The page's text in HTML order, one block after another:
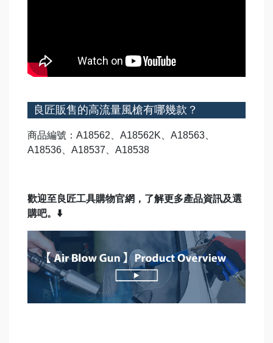
良匠販售的高流量風槍有哪幾款？
商品編號： A18562 A18562K A18563
A18536
A18537 A18538
歡迎至良匠工具購物官網，了解更多產品資訊及選
購吧。⬇️